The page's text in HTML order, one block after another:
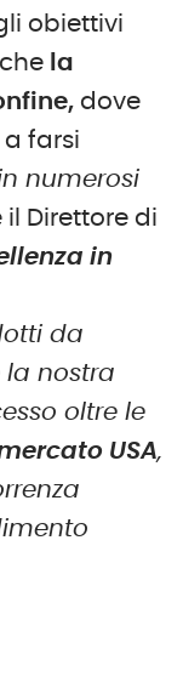
obiettivi
la
dove
farsi
numerosi
Direttore di
in
da
la nostra
oltre le
USA,